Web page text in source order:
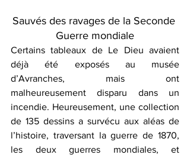
Sauvés des ravages de la Seconde
Guerre mondiale
Certains tableaux de Le Dieu avaient
déjà été exposés au musée
d’Avranches, mais ont
malheureusement disparu dans un
incendie. Heureusement, une collection
de 135 dessins a survécu aux aléas de
l’histoire, traversant la guerre de 1870,
les deux guerres mondiales, et